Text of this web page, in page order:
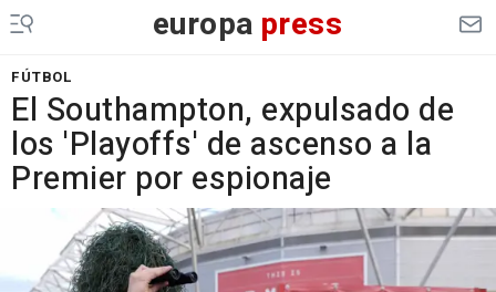
europa press
FÚTBOL
El Southampton, expulsado de
los 'Playoffs' de ascenso a la
Premier por espionaje